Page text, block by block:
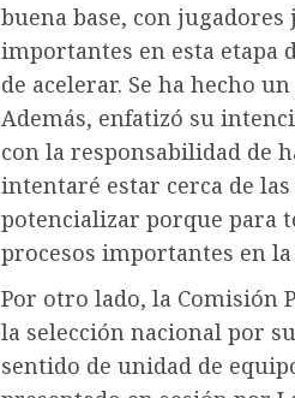
buena base, con
importantes en esta etapa
de acelerar. Se ha hecho
Además, enfatizó su
con la responsabilidad de
intentaré estar cerca de
potencializar porque para
procesos importantes en la
Por otro lado, la Comisión
la selección nacional por
sentido de unidad de